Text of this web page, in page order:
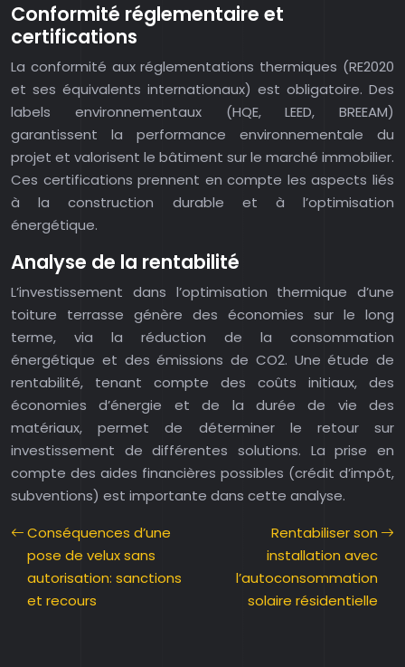
Conformité réglementaire et
certifications
La conformité aux réglementations thermiques (RE2020
et ses équivalents internationaux) est obligatoire. Des
labels environnementaux (HQE, LEED, BREEAM)
garantissent la performance environnementale du
projet et valorisent le bâtiment sur le marché immobilier.
Ces certifications prennent en compte les aspects liés
à la construction durable et à l’optimisation
énergétique.
Analyse de la rentabilité
L’investissement dans l’optimisation thermique d’une
toiture terrasse génère des économies sur le long
terme, via la réduction de la consommation
énergétique et des émissions de CO2. Une étude de
rentabilité, tenant compte des coûts initiaux, des
économies d’énergie et de la durée de vie des
matériaux, permet de déterminer le retour sur
investissement de différentes solutions. La prise en
compte des aides financières possibles (crédit d’impôt,
subventions) est importante dans cette analyse.
Conséquences d’une
pose de velux sans
autorisation: sanctions
et recours
Rentabiliser son
installation avec
l’autoconsommation
solaire résidentielle